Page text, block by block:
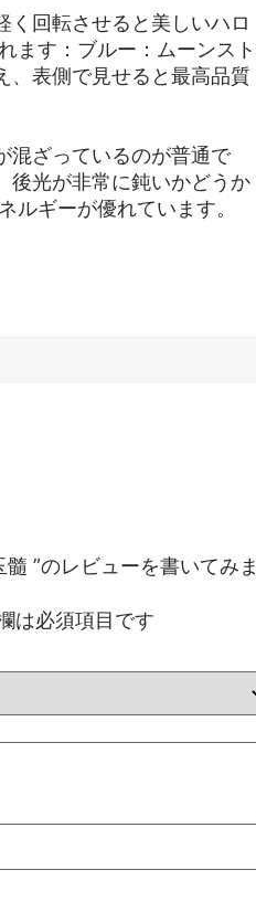
く回転させると美しいハロ
ます：ブルー：ムーンスト
、表側で見せると最高品質
混ざっているのが普通で
後光が非常に鈍いかどうか
ルギーが優れています。
”のレビューを書いてみま
は必須項目です